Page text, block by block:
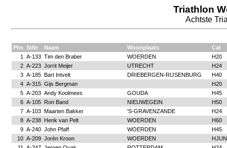
Triathlon
Achtste
Plts StNr Naam Woonplaats
Cat
1
A-133 Tim den Braber WOERDEN
H20
2 A-223 Jorrit Meijer UTRECHT
H24
3 A-185 Bart Intvelt DRIEBERGEN-RIJSENBURG
H40
4 A-315 Gijs Bergman
H20
5 A-203 Andy Koolmees GOUDA
H45
6 A-105 Ron Band NIEUWEGEIN
H50
7 A-103 Maarten Bakker 'S-GRAVENZANDE
H24
8 A-238 Henk van Pelt WOERDEN
H60
9 A-240 John Pfaff WOERDEN
H45
10 A-209 Jorèn Kroon WOERDEN
HJUN